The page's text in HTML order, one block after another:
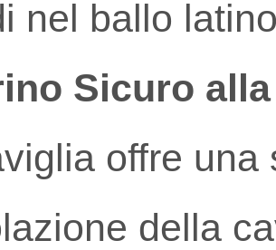
nel ballo
Sicuro
offre
della